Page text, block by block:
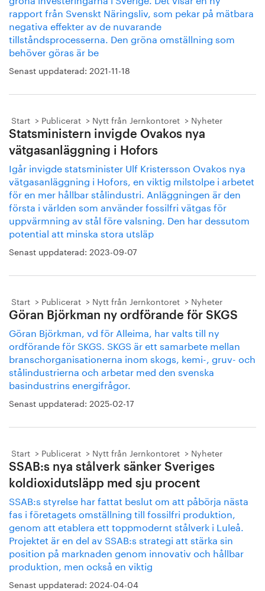
rapport från Svenskt Näringsliv, som pekar på mätbara
negativa effekter av de nuvarande
tillståndsprocesserna. Den gröna omställning som
behöver göras är be
Senast uppdaterad: 2021-11-18
Start Publicerat Nytt från Jernkontoret Nyheter
Statsministern invigde Ovakos nya
vätgasanläggning i Hofors
Igår invigde statsminister Ulf Kristersson Ovakos nya
vätgasanläggning i Hofors, en viktig milstolpe i arbetet
för en mer hållbar stålindustri. Anläggningen är den
första i världen som använder fossilfri vätgas för
uppvärmning av stål före valsning. Den har dessutom
potential att minska stora utsläp
Senast uppdaterad: 2023-09-07
Start Publicerat Nytt från Jernkontoret Nyheter
Göran Björkman ny ordförande för SKGS
Göran Björkman, vd för Alleima, har valts till ny
ordförande för SKGS. SKGS är ett samarbete mellan
branschorganisationerna inom skogs, kemi-, gruv- och
stålindustrierna och arbetar med den svenska
basindustrins energifrågor.
Senast uppdaterad: 2025-02-17
Start Publicerat Nytt från Jernkontoret Nyheter
SSAB:s nya stålverk sänker Sveriges
koldioxidutsläpp med sju procent
SSAB:s styrelse har fattat beslut om att påbörja nästa
fas i företagets omställning till fossilfri produktion,
genom att etablera ett toppmodernt stålverk i Luleå.
Projektet är en del av SSAB:s strategi att stärka sin
position på marknaden genom innovativ och hållbar
produktion, men också en viktig
Senast uppdaterad: 2024-04-04